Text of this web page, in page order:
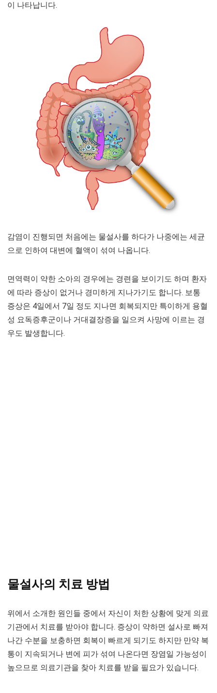
이 나타납니다.
감염이 진행되면 처음에는 물설사를 하다가 나중에는 세균
으로 인하여 대변에 혈액이 섞여 나옵니다.
면역력이 약한 소아의 경우에는 경련을 보이기도 하며 환자
에 따라 증상이 없거나 경미하게 지나가기도 합니다. 보통
증상은 4일에서 7일 정도 지나면 회복되지만 특이하게 용혈
성 요독증후군이나 거대결장증을 일으켜 사망에 이르는 경
우도 발생합니다.
물설사의 치료 방법
위에서 소개한 원인들 중에서 자신이 처한 상황에 맞게 의료
기관에서 치료를 받아야 합니다. 증상이 약하면 설사로 빠져
나간 수분을 보충하면 회복이 빠르게 되기도 하지만 만약 복
통이 지속되거나 변에 피가 섞여 나온다면 장염일 가능성이
높으므로 의료기관을 찾아 치료를 받을 필요가 있습니다.